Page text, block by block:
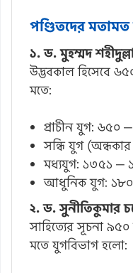
পণ্ডিতদের মতামত
১. ড. মুহম্মদ
উদ্ভবকাল হিসেবে
মতে:
প্রাচীন যুগ: ৬৫০ —
সন্ধি যুগ
মধ্যযুগ: ১৩৫১ —
আধুনিক যুগ:
২. ড. সুনীতিকুমার
সাহিত্যের সূচনা ৯৫০
মতে যুগবিভাগ হলো: